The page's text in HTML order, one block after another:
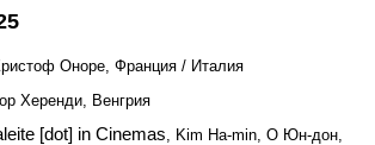
Оноре, Франция / Италия
Херенди, Венгрия
[dot] in Cinemas, Kim Ha-min, О Юн-дон,